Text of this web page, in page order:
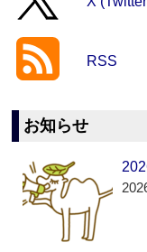
RSS
お知らせ